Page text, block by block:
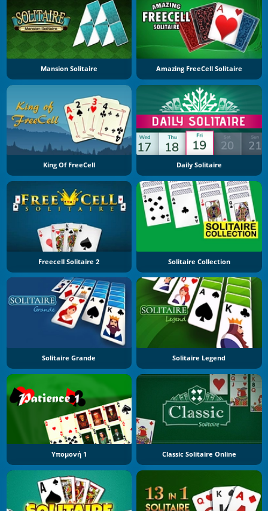
Mansion Solitaire Amazing FreeCell Solitaire
King Of FreeCell Daily Solitaire
Freecell Solitaire 2 Solitaire Collection
Solitaire Grande Solitaire Legend
Υπομονή 1 Classic Solitaire Online